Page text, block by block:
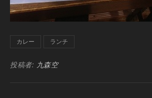
カレー ランチ
投稿者: 九森空